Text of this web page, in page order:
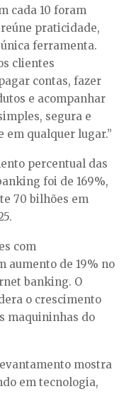
cada 10 foram
praticidade,
ferramenta.
clientes
contas, fazer
e acompanhar
segura e
qualquer lugar.”
percentual das
foi de 169%,
70 bilhões em
com
aumento de 19% no
banking. O
o crescimento
maquininhas do
mostra
em tecnologia,